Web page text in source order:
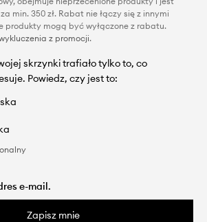
min. 350 zł. Rabat nie łączy się z innymi
produkty mogą być wyłączone z rabatu.
z promocji.
skrzynki trafiało tylko to, co
Powiedz, czy jest to:
Zapisz mnie